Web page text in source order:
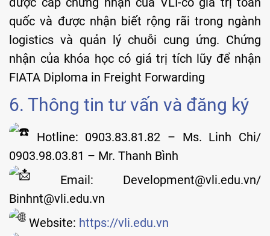
quốc và được nhận biết rộng rãi trong ngành
logistics và quản lý chuỗi cung ứng. Chứng
nhận của khóa học có giá trị tích lũy để nhận
FIATA Diploma in Freight Forwarding
6. Thông tin tư vấn và đăng ký
Hotline: 0903.83.81.82 – Ms. Linh Chi/
0903.98.03.81 – Mr. Thanh Bình
Email: Development@vli.edu.vn/
Binhnt@vli.edu.vn
Website: https://vli.edu.vn